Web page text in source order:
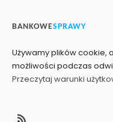
BANKOWESPRAWY
Używamy plików cookie,
możliwości podczas
Przeczytaj warunki